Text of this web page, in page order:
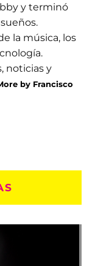
y terminó
la música, los
noticias y
by Francisco